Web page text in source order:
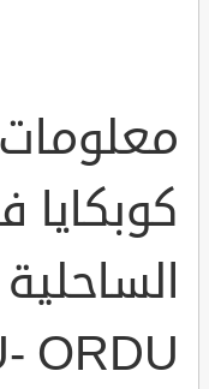
كوبكايا
ORDU